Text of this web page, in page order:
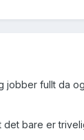
jobber fullt da
bare er